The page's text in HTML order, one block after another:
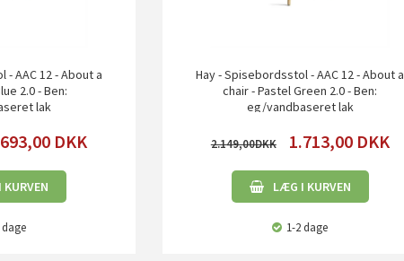
AAC 12 - About a
2.0 - Ben:
lak
DKK
dage
Hay - Spisebordsstol - AAC 12 - About a
chair - Pastel Green 2.0 - Ben:
eg/vandbaseret lak
2.149,00 1.713,00 DKK
LÆG I KURVEN
1-2 dage